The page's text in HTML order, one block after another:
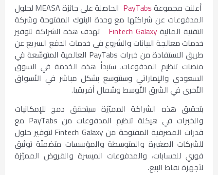
أعلنت مجموعةPayTabs
الحاصلة على جائزة MEASA لحلول
المدفوعات عن شراكتها مع وحدة البنوك المفتوحة وشركة
التقنية الماليةFintech Galaxy
تهدف هذه الشراكة لتوفير
خدمات معالجة البيانات والشروع في خدمات الدفع السريع عن
طريق الاستفادة من خبرات PayTabs العالمية المتوسّعة في
منصات تنظيم المدفوعات. ستبدأ هذه الخدمة في السوق
السعودي والإماراتي وستتوسع بشكل مباشر في الأسواق
الأخرى في الشرق الأوسط وشمال أفريقيا.
بتحقيق هذه الشراكة المميّزة سيتحقق دمج للإمكانيات
والخبرات في هيكلة تنظيم المدفوعات من PayTabs مع
قدرات المصرفية المفتوحة من Fintech Galaxy لتوفير حلول
للشركات الصغيرة والمتوسطة والمؤسسات متضمنّة توثيق
فوري للحسابات، والمدفوعات الميسرة والقروض المميّزة
لأجهزة نقاط البيع.